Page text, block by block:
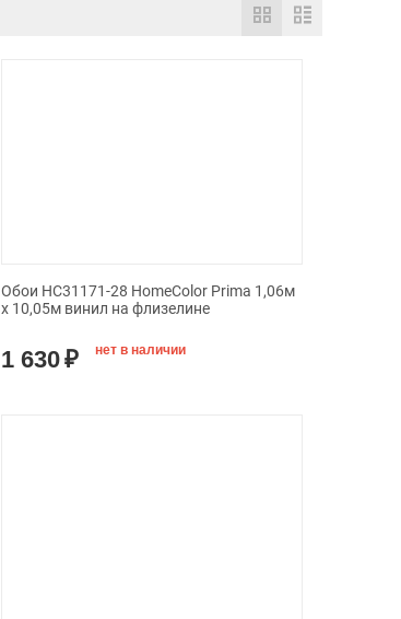
Обои HC31171-28 HomeColor Prima 1,06м
х 10,05м винил на флизелине
1 630₽ нет в наличии